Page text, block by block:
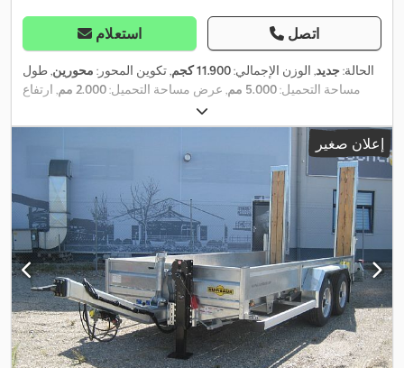
استعلام اتصل
الحالة:جديد, الوزن الإجمالي:11.900 كجم , تكوين المحور: محورين, طول
مساحة التحميل:5.000 مم , عرض مساحة التحميل:2.000 مم
, ارتفاع
فولاذ
نظام الفرامل المانعة للانغلاق (ABS), وصلات المقطورة,
إعلان صغير